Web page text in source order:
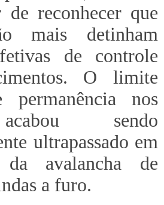
reconhecer que
mais detinham
de controle
O limite
permanência nos
sendo
ultrapassado em
da avalancha de
a furo.